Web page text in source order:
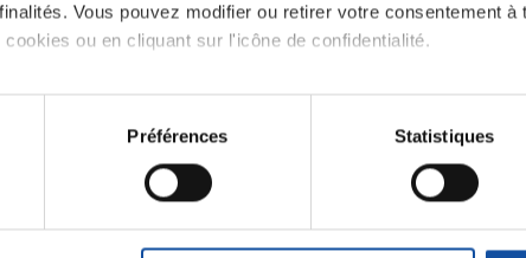
Vous pouvez modifier ou retirer votre consentement à
ou en cliquant sur l'icône de confidentialité.
aimerions également :
sur votre localisation géographique qui peuvent
le traitement de vos données personnelles et définir vos
modifier ou retirer votre consentement à tout moment à partir
Préférences Statistiques
Thématiques